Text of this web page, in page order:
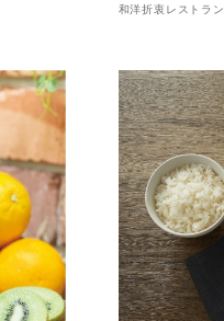
和洋折衷レストラン